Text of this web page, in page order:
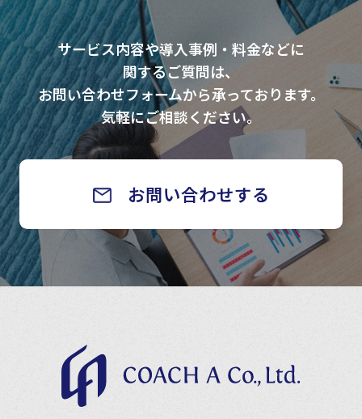
サービス内容や導入事例・料金などに
関するご質問は、
お問い合わせフォームから承っております。
気軽にご相談ください。
お問い合わせする